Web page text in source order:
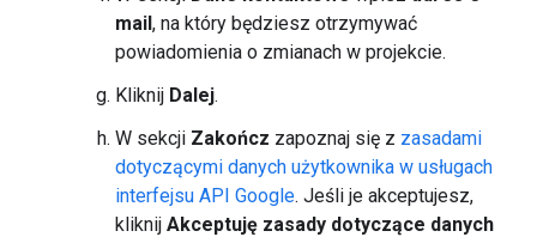
mail, na który będziesz otrzymywać
powiadomienia o zmianach w projekcie.
Kliknij Dalej.
W sekcji Zakończ zapoznaj się z zasadami
dotyczącymi danych użytkownika w usługach
interfejsu API Google. Jeśli je akceptujesz,
kliknij Akceptuję zasady dotyczące danych